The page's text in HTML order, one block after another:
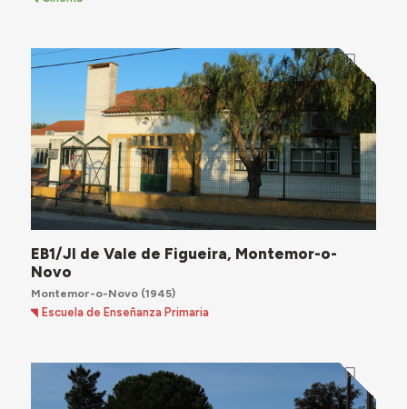
EB1/JI de Vale de Figueira, Montemor-o-
Novo
Montemor-o-Novo(1945)
Escuela de Enseñanza Primaria